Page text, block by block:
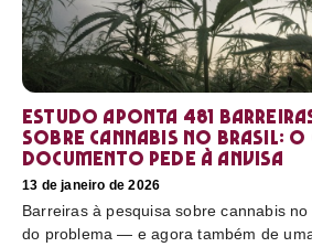
Estudo aponta 481
sobre cannabis no Brasil: o
documento pede à Anvisa
13 de janeiro de 2026
Barreiras à pesquisa sobre cannabis
do problema — e agora também de